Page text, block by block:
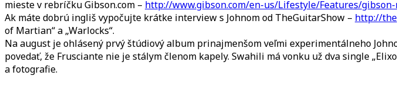
mieste v rebríčku Gibson.com – http://www.gibson.com/en-us/Lifestyle/Features/
Ak máte dobrú ingliš vypočujte krátke interview s Johnom od TheGuitarShow – http://
of Martian“ a „Warlocks“.
Na august je ohlásený prvý štúdiový album prinajmenšom veľmi experimentálneho
povedať, že Frusciante nie je stálym členom kapely. Swahili má vonku už dva single
a fotografie.